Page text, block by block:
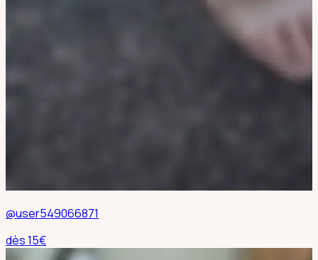
@user549066871
dès15€